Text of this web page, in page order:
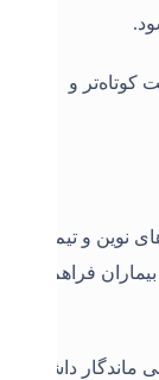
کوتاه‌تر و
نوین و تیم
فراهم
ماندگار داشته